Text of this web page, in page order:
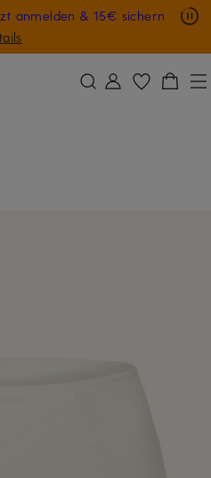
anmelden & 15€ sichern
Geschenkkarten